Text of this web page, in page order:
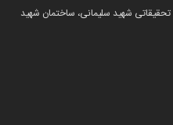
تحقیقاتی شهید سلیمانی، ساختمان شهید